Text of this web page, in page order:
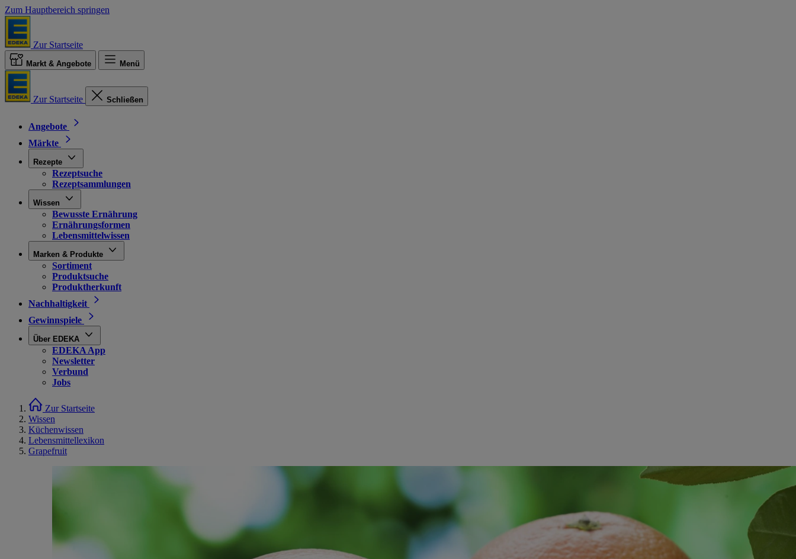
Zum Hauptbereich springen
Zur Startseite
Markt & Angebote Menü
Zur Startseite Schließen
Angebote
Märkte
Rezepte
Rezeptsuche
Rezeptsammlungen
Wissen
Bewusste Ernährung
Ernährungsformen
Lebensmittelwissen
Marken & Produkte
Sortiment
Produktsuche
Produktherkunft
Nachhaltigkeit
Gewinnspiele
Über EDEKA
EDEKA App
Newsletter
Verbund
Jobs
Zur Startseite
Wissen
Küchenwissen
Lebensmittellexikon
Grapefruit